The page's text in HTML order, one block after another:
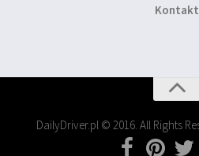
Kontakt
DailyDriver.pl © 2016. All Rights